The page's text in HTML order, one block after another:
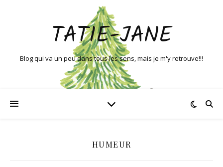
TATIE-JANE
Blog qui va un peu dans tous les sens, mais je m'y retrouve!!!
HUMEUR